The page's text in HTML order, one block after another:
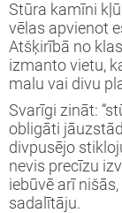
Stūra kamīni
vēlas apvienot
Atšķirībā no
izmanto vietu,
malu vai divu
Svarīgi zināt:
obligāti
divpusējo
nevis precīzu
iebūvē arī
sadalītāju.